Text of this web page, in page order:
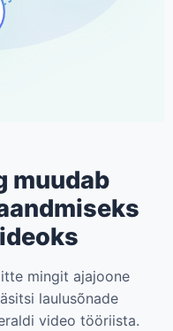
muudab
mingit ajajoone
laulusõnade
video tööriista.